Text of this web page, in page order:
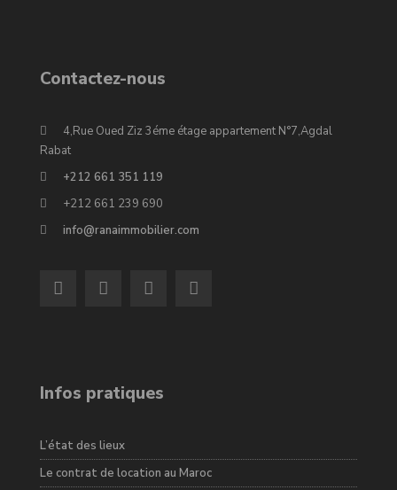
Contactez-nous
4,Rue Oued Ziz 3éme étage appartement N°7,Agdal
Rabat
+212 661 351 119
+212 661 239 690
info@ranaimmobilier.com
Infos pratiques
L’état des lieux
Le contrat de location au Maroc